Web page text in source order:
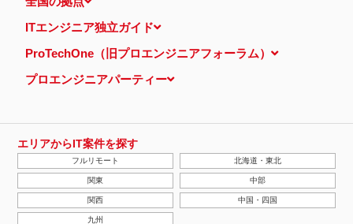
本人が容易に認識できない方法による個人情報の取得
当ウェブサイトでは、広告配信事業者が提供するプログラムを利用
し、特定のサイトにおいて行動ターゲティング広告（サイト閲覧情
報などをもとにユーザーの興味・関心にあわせて広告を配信する広
告手法）を行っております。 その際、ユーザーのサイト訪問履歴
情報を採取するためCookieを使用しています（ただし、個人を特
定・識別できるような情報は一切含まれておりません）。
正、その他個人情報の安全管理のために必要かつ適切な措置を講じ
ます。
当社の個人情報の取扱いに関する苦情、相談等の問合せ先
株式会社ＰＥ－ＢＡＮＫ 個人情報相談窓口
FAX：03-3446-4180
Email：privacy@mcea.co.jp
【2019年10月7日 改訂】
ITエンジニア独立ガイド
ProTechOne（旧プロエンジニアフォーラム）
プロエンジニアパーティー
エリアからIT案件を探す
フルリモート 北海道・東北
関東 中部
関西 中国・四国
九州